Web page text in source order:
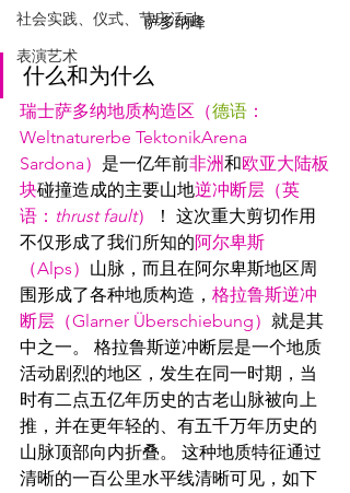
社会实践、仪式、节庆活动
表演艺术
萨多纳峰
什么和为什么
瑞士萨多纳地质构造区（德语 ：
Weltnaturerbe TektonikArena
Sardona） 是一亿年前非洲和欧亚大陆板
块碰撞造成的主要山地逆冲断层（英
语： thrust fault）
！ 这次重大剪切作用
不仅形成了我们所知的阿尔卑斯
（Alps） 山脉，而且在阿尔卑斯地区周
围形成了各种地质构造， 格拉鲁斯逆冲
断层（Glarner Überschiebung） 就是其
中之一。 格拉鲁斯逆冲断层是一个地质
活动剧烈的地区，发生在同一时期，当
时有二点五亿年历史的古老山脉被向上
推，并在更年轻的、有五千万年历史的
山脉顶部向内折叠。 这种地质特征通过
清晰的一百公里水平线清晰可见，如下